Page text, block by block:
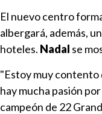
El nuevo centro
albergará, además,
hoteles. Nadal se
"Estoy muy contento
hay mucha pasión
campeón de 22